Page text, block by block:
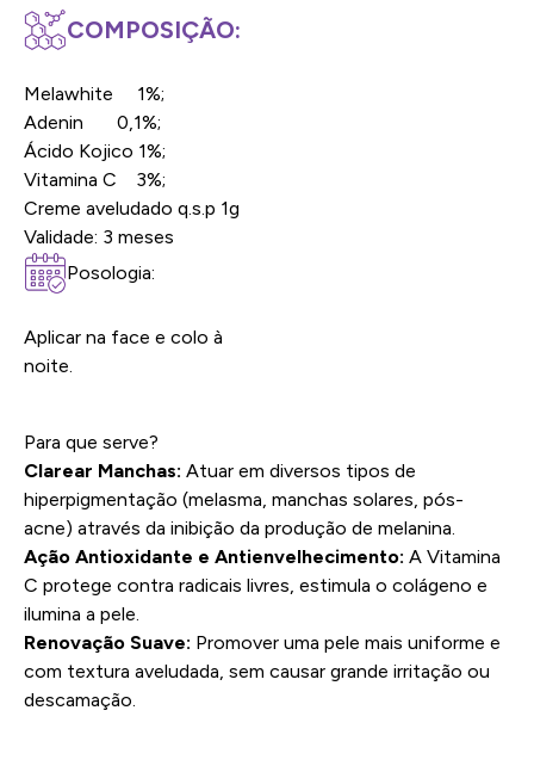
COMPOSIÇÃO:
Melawhite 1%;
Adenin 0,1%;
Ácido Kojico 1%;
Vitamina C 3%;
Creme aveludado q.s.p 1g
Validade: 3 meses
Posologia:
Aplicar na face e colo à
noite.
Para que serve?
Clarear Manchas: Atuar em diversos tipos de
hiperpigmentação (melasma, manchas solares, pós-
acne) através da inibição da produção de melanina.
Ação Antioxidante e Antienvelhecimento: A Vitamina
C protege contra radicais livres, estimula o colágeno e
ilumina a pele.
Renovação Suave: Promover uma pele mais uniforme e
com textura aveludada, sem causar grande irritação ou
descamação.